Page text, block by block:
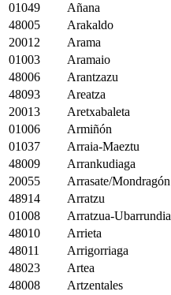
01049
Añana
48005
Arakaldo
20012
Arama
01003
Aramaio
48006
Arantzazu
48093
Areatza
20013
Aretxabaleta
01006
Armiñón
01037
Arraia-Maeztu
48009
Arrankudiaga
20055
Arrasate/Mondragón
48914
Arratzu
01008
Arratzua-Ubarrundia
48010
Arrieta
48011
Arrigorriaga
48023
Artea
48008
Artzentales